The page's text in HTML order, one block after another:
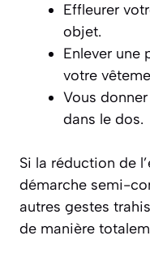
Effleurer
objet.
Enlever une
votre
Vous
dans le dos.
Si la réduction de
démarche semi-
autres gestes
de manière